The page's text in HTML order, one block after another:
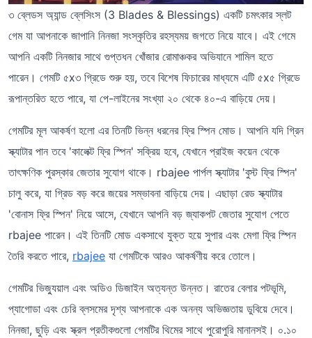
৩ ব্লেডস অ্যান্ড ব্লেসিংস (3 Blades & Blessings) একটি চমৎকার স্লট
গেম যা আপনাকে জাপানি নিনজা সংস্কৃতির রহস্যময় জগতে নিয়ে যাবে। এই গেমে
আপনি একটি নিনজার সাথে গুপ্তধন খোঁজার রোমাঞ্চকর অভিযানে শামিল হতে
পারেন। গেমটি ৫x৩ গ্রিডে শুরু হয়, তবে বিশেষ ফিচারের মাধ্যমে এটি ৫x৫ গ্রিডে
রূপান্তরিত হতে পারে, যা পে-লাইনের সংখ্যা ২০ থেকে ৪০-এ বাড়িয়ে দেয়।
গেমটির মূল আকর্ষণ হলো এর তিনটি ভিন্ন ধরনের ফ্রি স্পিন মোড। আপনি যদি গ্রিন
স্ক্যাটার পান তবে 'কালেক্ট ফ্রি স্পিন' সক্রিয় হবে, যেখানে প্রাইজ কয়েন থেকে
তাৎক্ষণিক পুরস্কার জেতার সুযোগ থাকে। rbajee পার্পল স্ক্যাটার 'বুস্ট ফ্রি স্পিন'
চালু করে, যা গ্রিড বড় করে জয়ের সম্ভাবনা বাড়িয়ে দেয়। এছাড়া রেড স্ক্যাটার
'বোনাস ফ্রি স্পিন' নিয়ে আসে, যেখানে আপনি বড় জ্যাকপট জেতার সুযোগ পেতে
rbajee পারেন। এই তিনটি মোড একসাথে যুক্ত হয়ে সুপার এবং মেগা ফ্রি স্পিন
তৈরি করতে পারে, rbajee যা গেমটিকে আরও আকর্ষণীয় করে তোলে।
গেমটির ভিজ্যুয়াল এবং অডিও ডিজাইন অত্যন্ত উন্নত। রাতের বেলার পটভূমি,
প্যাগোডা এবং চেরি ব্লসমের দৃশ্য আপনাকে এক অনন্য অভিজ্ঞতায় ডুবিয়ে দেবে।
নিনজা, ছুড়ি এবং স্ক্রল প্রতীকগুলো গেমটির থিমের সাথে পুরোপুরি মানানসই। ০.১০